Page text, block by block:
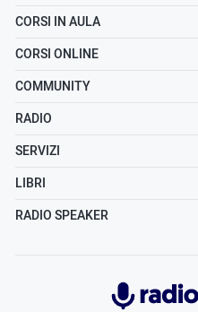
CORSI IN AULA
CORSI ONLINE
COMMUNITY
RADIO
SERVIZI
LIBRI
RADIO SPEAKER